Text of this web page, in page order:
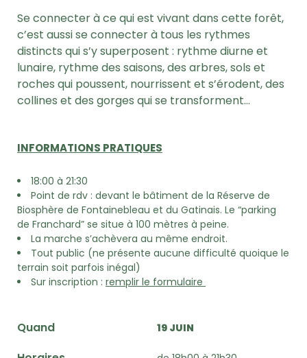
Se connecter à ce qui est vivant dans cette forêt,
c’est aussi se connecter à tous les rythmes
distincts qui s’y superposent : rythme diurne et
lunaire, rythme des saisons, des arbres, sols et
roches qui poussent, nourrissent et s’érodent, des
collines et des gorges qui se transforment…
INFORMATIONS PRATIQUES
18:00 à 21:30
Point de rdv : devant le bâtiment de la Réserve de
Biosphère de Fontainebleau et du Gatinais. Le “parking
de Franchard” se situe à 100 mètres à peine.
La marche s’achèvera au même endroit.
Tout public (ne présente aucune difficulté quoique le
terrain soit parfois inégal)
Sur inscription : remplir le formulaire
Quand 19 JUIN